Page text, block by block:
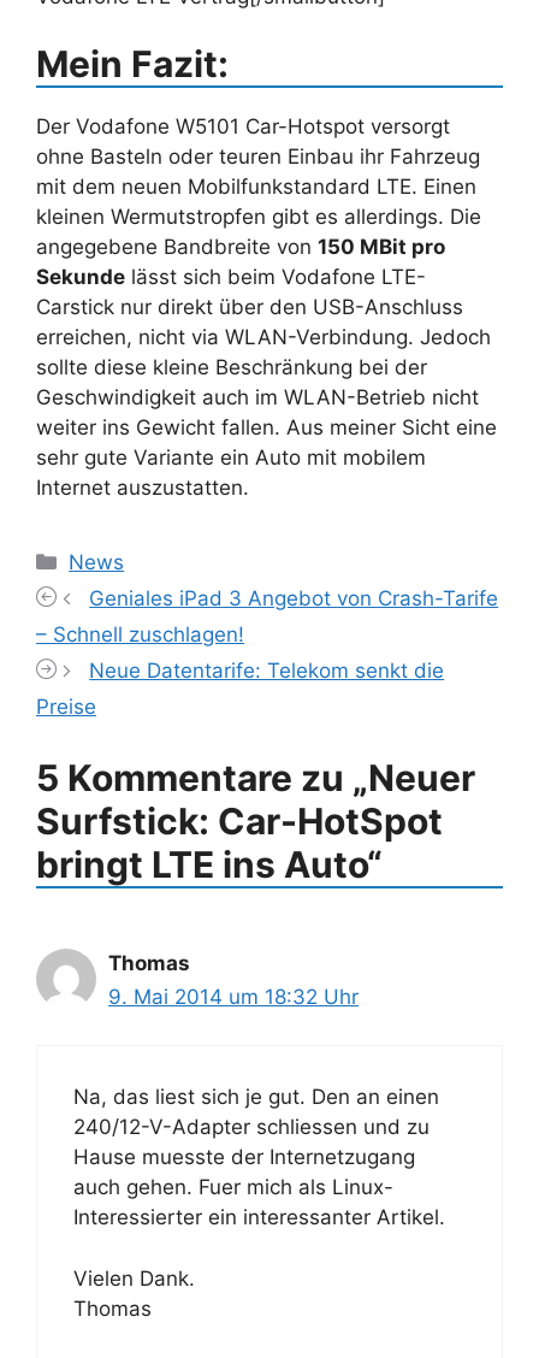
Mein Fazit:
Der Vodafone W5101 Car-Hotspot versorgt
ohne Basteln oder teuren Einbau ihr Fahrzeug
mit dem neuen Mobilfunkstandard LTE. Einen
kleinen Wermutstropfen gibt es allerdings. Die
angegebene Bandbreite von 150 MBit pro
Sekunde lässt sich beim Vodafone LTE-
Carstick nur direkt über den USB-Anschluss
erreichen, nicht via WLAN-Verbindung. Jedoch
sollte diese kleine Beschränkung bei der
Geschwindigkeit auch im WLAN-Betrieb nicht
weiter ins Gewicht fallen. Aus meiner Sicht eine
sehr gute Variante ein Auto mit mobilem
Internet auszustatten.
Kategorien
News
Geniales iPad 3 Angebot von Crash-Tarife
– Schnell zuschlagen!
Neue Datentarife: Telekom senkt die
Preise
5 Kommentare zu „Neuer
Surfstick: Car-HotSpot
bringt LTE ins Auto“
Thomas
9. Mai 2014 um 18:32 Uhr
Na, das liest sich je gut. Den an einen
240/12-V-Adapter schliessen und zu
Hause muesste der Internetzugang
auch gehen. Fuer mich als Linux-
Interessierter ein interessanter Artikel.
Vielen Dank.
Thomas